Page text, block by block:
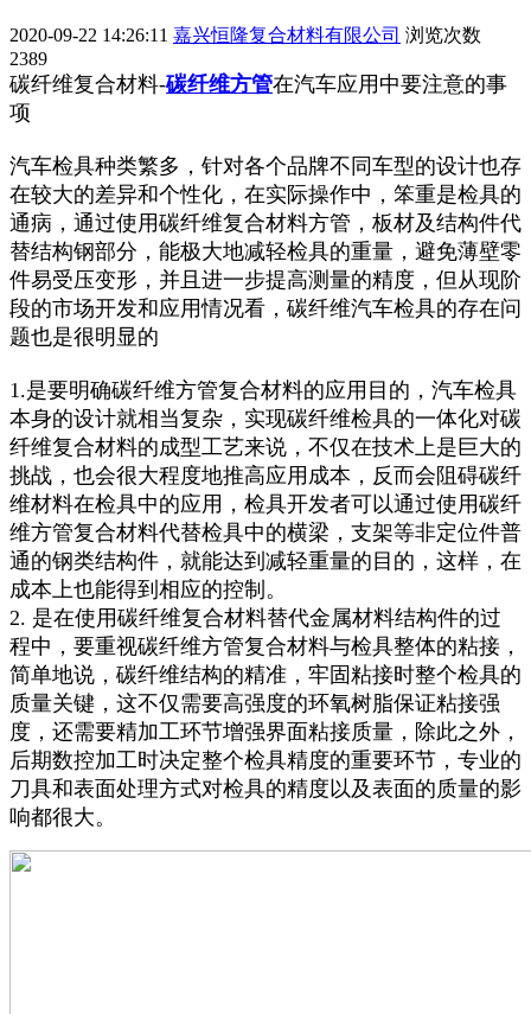
2020-09-22 14:26:11 嘉兴恒隆复合材料有限公司 浏览次数
2389
碳纤维复合材料-碳纤维方管在汽车应用中要注意的事
项
汽车检具种类繁多，针对各个品牌不同车型的设计也存
在较大的差异和个性化，在实际操作中，笨重是检具的
通病，通过使用碳纤维复合材料方管，板材及结构件代
替结构钢部分，能极大地减轻检具的重量，避免薄壁零
件易受压变形，并且进一步提高测量的精度，但从现阶
段的市场开发和应用情况看，碳纤维汽车检具的存在问
题也是很明显的
1.是要明确碳纤维方管复合材料的应用目的，汽车检具
本身的设计就相当复杂，实现碳纤维检具的一体化对碳
纤维复合材料的成型工艺来说，不仅在技术上是巨大的
挑战，也会很大程度地推高应用成本，反而会阻碍碳纤
维材料在检具中的应用，检具开发者可以通过使用碳纤
维方管复合材料代替检具中的横梁，支架等非定位件普
通的钢类结构件，就能达到减轻重量的目的，这样，在
成本上也能得到相应的控制。
2. 是在使用碳纤维复合材料替代金属材料结构件的过
程中，要重视碳纤维方管复合材料与检具整体的粘接，
简单地说，碳纤维结构的精准，牢固粘接时整个检具的
质量关键，这不仅需要高强度的环氧树脂保证粘接强
度，还需要精加工环节增强界面粘接质量，除此之外，
后期数控加工时决定整个检具精度的重要环节，专业的
刀具和表面处理方式对检具的精度以及表面的质量的影
响都很大。